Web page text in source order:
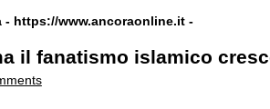
- https://www.ancoraonline.it -
il fanatismo islamico